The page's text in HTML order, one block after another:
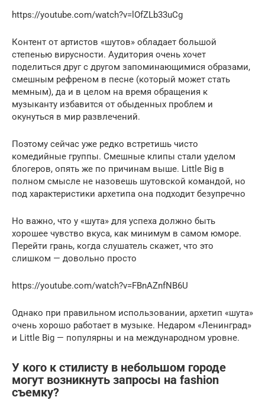
https://youtube.com/watch?v=lOfZLb33uCg
Контент от артистов «шутов» обладает большой
степенью вирусности. Аудитория очень хочет
поделиться друг с другом запоминающимися образами,
смешным рефреном в песне (который может стать
мемным), да и в целом на время обращения к
музыканту избавится от обыденных проблем и
окунуться в мир развлечений.
Поэтому сейчас уже редко встретишь чисто
комедийные группы. Смешные клипы стали уделом
блогеров, опять же по причинам выше. Little Big в
полном смысле не назовешь шутовской командой, но
под характеристики архетипа она подходит безупречно
Но важно, что у «шута» для успеха должно быть
хорошее чувство вкуса, как минимум в самом юморе.
Перейти грань, когда слушатель скажет, что это
слишком — довольно просто
https://youtube.com/watch?v=FBnAZnfNB6U
Однако при правильном использовании, архетип «шута»
очень хорошо работает в музыке. Недаром «Ленинград»
и Little Big — популярны и на международном уровне.
У кого к стилисту в небольшом городе
могут возникнуть запросы на fashion
съемку?